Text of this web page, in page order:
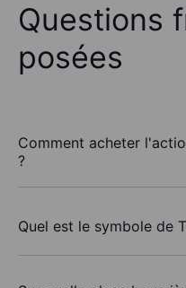
Questions
posées
Comment acheter
?
Quel est le symbole de